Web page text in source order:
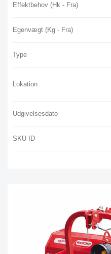
Effektbehov (hk - Fra)
Egenvægt (kg - Fra)
Type
Lokation
Udgivelsesdato
SKU ID